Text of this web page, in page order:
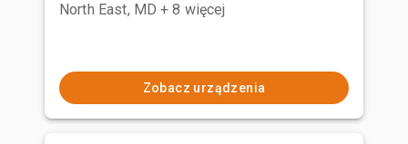
North East, MD + 8 więcej
Zobacz urządzenia